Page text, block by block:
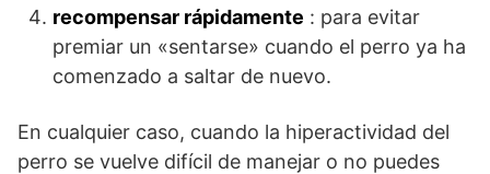
recompensar rápidamente : para evitar
premiar un «sentarse» cuando el perro ya ha
comenzado a saltar de nuevo.
En cualquier caso, cuando la hiperactividad del
perro se vuelve difícil de manejar o no puedes